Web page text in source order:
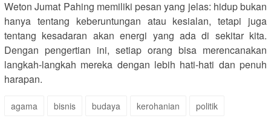
Weton Jumat Pahing memiliki pesan yang jelas: hidup bukan
hanya tentang keberuntungan atau kesialan, tetapi juga
tentang kesadaran akan energi yang ada di sekitar kita.
Dengan pengertian ini, setiap orang bisa merencanakan
langkah-langkah mereka dengan lebih hati-hati dan penuh
harapan.
agama bisnis budaya kerohanian politik